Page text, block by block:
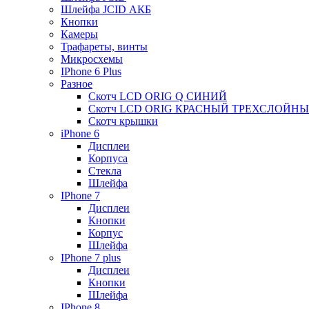
Шлейфа JCID АКБ
Кнопки
Камеры
Трафареты, винты
Микросхемы
IPhone 6 Plus
Разное
Скотч LCD ORIG Q СИНИЙ
Скотч LCD ORIG КРАСНЫЙ
Скотч крышки
iPhone 6
Дисплеи
Корпуса
Стекла
Шлейфа
IPhone 7
Дисплеи
Кнопки
Корпус
Шлейфа
IPhone 7 plus
Дисплеи
Кнопки
Шлейфа